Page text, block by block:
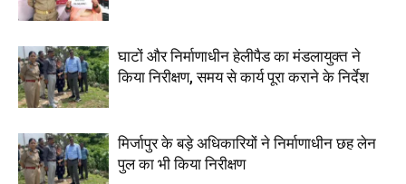
घाटों और निर्माणाधीन हेलीपैड का मंडलायुक्त ने
किया निरीक्षण, समय से कार्य पूरा कराने के निर्देश
मिर्जापुर के बड़े अधिकारियों ने निर्माणाधीन छह लेन
पुल का भी किया निरीक्षण